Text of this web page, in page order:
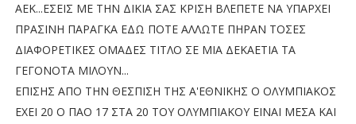
ΑΕΚ...ΕΣΕΙΣ ΜΕ ΤΗΝ ΔΙΚΙΑ ΣΑΣ ΚΡΙΣΗ ΒΛΕΠΕΤΕ ΝΑ ΥΠΑΡΧΕΙ
ΠΡΑΣΙΝΗ ΠΑΡΑΓΚΑ ΕΔΩ ΠΟΤΕ ΑΛΛΩΤΕ ΠΗΡΑΝ ΤΟΣΕΣ
ΔΙΑΦΟΡΕΤΙΚΕΣ ΟΜΑΔΕΣ ΤΙΤΛΟ ΣΕ ΜΙΑ ΔΕΚΑΕΤΙΑ ΤΑ
ΓΕΓΟΝΟΤΑ ΜΙΛΟΥΝ...
ΕΠΙΣΗΣ ΑΠΟ ΤΗΝ ΘΕΣΠΙΣΗ ΤΗΣ Α'ΕΘΝΙΚΗΣ Ο ΟΛΥΜΠΙΑΚΟΣ
ΕΧΕΙ 20 Ο ΠΑΟ 17 ΣΤΑ 20 ΤΟΥ ΟΛΥΜΠΙΑΚΟΥ ΕΙΝΑΙ ΜΕΣΑ ΚΑΙ